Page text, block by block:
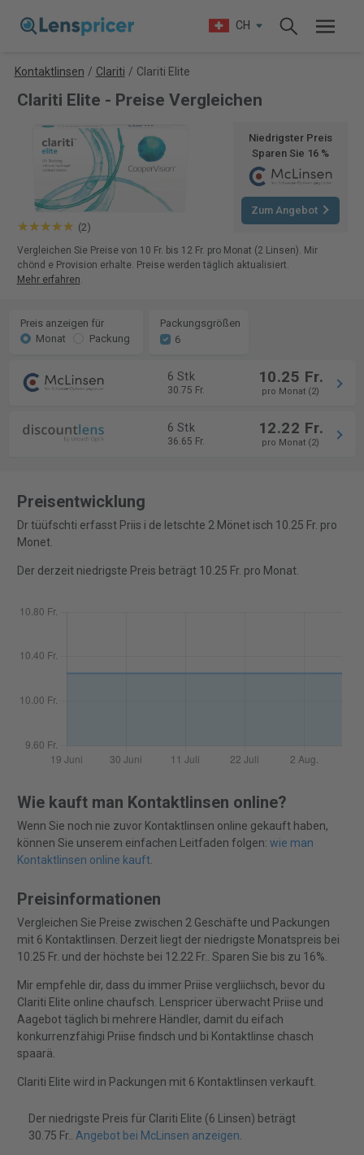
CH
Kontaktlinsen / Clariti / Clariti Elite
Clariti Elite - Preise Vergleichen
(2)
Niedrigster Preis
Sparen Sie 16 %
Zum Angebot
Vergleichen Sie Preise von 10 Fr. bis 12 Fr. pro Monat (2 Linsen). Mir
chönd e Provision erhalte. Preise werden täglich aktualisiert.
Mehr erfahren.
Preis anzeigen für
Monat
Packung
Packungsgrößen
6
6 Stk
30.75 Fr.
10.25 Fr.
pro Monat (2)
6 Stk
36.65 Fr.
12.22 Fr.
pro Monat (2)
Preisentwicklung
Dr tüüfschti erfasst Priis i de letschte 2 Mönet isch 10.25 Fr. pro
Monet.
Der derzeit niedrigste Preis beträgt 10.25 Fr. pro Monat.
Wie kauft man Kontaktlinsen online?
Wenn Sie noch nie zuvor Kontaktlinsen online gekauft haben,
können Sie unserem einfachen Leitfaden folgen: wie man
Kontaktlinsen online kauft.
Preisinformationen
Vergleichen Sie Preise zwischen 2 Geschäfte und Packungen
mit 6 Kontaktlinsen. Derzeit liegt der niedrigste Monatspreis bei
10.25 Fr. und der höchste bei 12.22 Fr.. Sparen Sie bis zu 16%.
Mir empfehle dir, dass du immer Priise vergliichsch, bevor du
Clariti Elite online chaufsch. Lenspricer überwacht Priise und
Aagebot täglich bi mehrere Händler, damit du eifach
konkurrenzfähigi Priise findsch und bi Kontaktlinse chasch
spaarä.
Clariti Elite wird in Packungen mit 6 Kontaktlinsen verkauft.
Der niedrigste Preis für Clariti Elite (6 Linsen) beträgt
30.75 Fr.. Angebot bei McLinsen anzeigen.